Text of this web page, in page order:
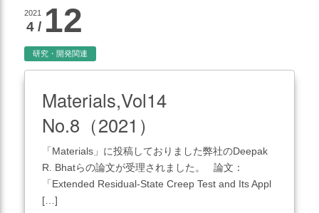
土砂災害防止法に基づく基
礎調査
総合解析
2021
4 / 12
研究・開発関連
Materials,Vol14
No.8（2021）
「Materials」に投稿しておりました弊社のDeepak
R. Bhatらの論文が受理されました。 論文：
「Extended Residual-State Creep Test and Its Appl
[…]